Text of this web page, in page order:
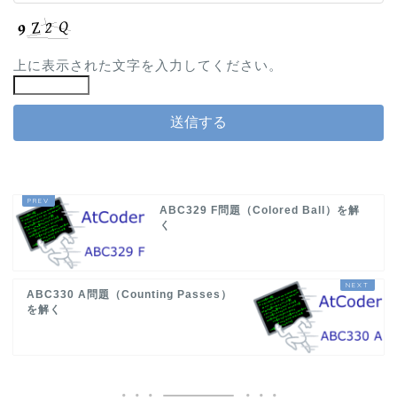
上に表示された文字を入力してください。
ABC329 F問題（Colored Ball）を解
く
ABC330 A問題（Counting Passes）
を解く